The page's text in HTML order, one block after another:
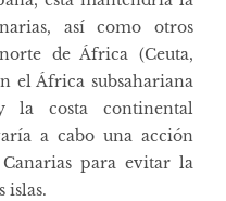
así como otros
de África (Ceuta,
el África subsahariana
la costa continental
a cabo una acción
para evitar la
islas.